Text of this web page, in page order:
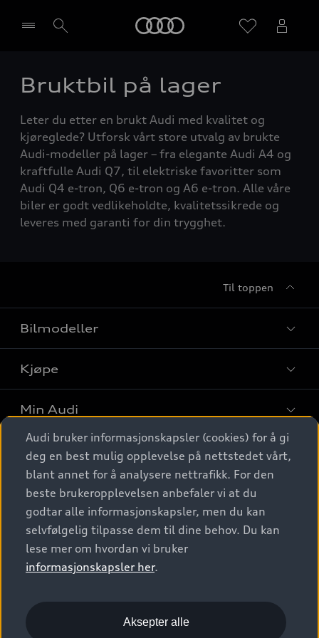
Velg forhandler
Bruktbil på lager
Leter du etter en brukt Audi med kvalitet og
kjøreglede? Utforsk vårt store utvalg av brukte
Audi-modeller på lager – fra elegante Audi A4 og
kraftfulle Audi Q7, til elektriske favoritter som
Audi Q4 e-tron, Q6 e-tron og A6 e-tron. Alle våre
biler er godt vedlikeholdte, kvalitetssikrede og
leveres med garanti for din trygghet.
Til toppen
Bilmodeller
Finn din Audi
Sammenlign bilmodeller
Elbiler
SUV
Stasjonsvogn
Sportback
S/RS
Konseptbiler og prototyper
Kjøpe
Kjøpshjelp
Biler på lager
Finn forhandler
Bestill prøvekjøring
Kontakt forhandler
Bilgarantier
Min Audi
Behold nybilfølelsen
Audi Originalt tilbehør
Verkstedtjenester
Digitale tjenester
Audi digitale tjenester
Audi connect
Functions on demand
Kom i gang med myAudi
Audi Norge
Kundeservice
Audi Driving Experience
© 2026 AUDI NORGE. All Rights Reserved.
Imprint
Audi bruker informasjonskapsler (cookies) for å gi
deg en best mulig opplevelse på nettstedet vårt,
blant annet for å analysere nettrafikk. For den
beste brukeropplevelsen anbefaler vi at du
godtar alle informasjonskapsler, men du kan
selvfølgelig tilpasse dem til dine behov. Du kan
lese mer om hvordan vi bruker
informasjonskapsler her.
Aksepter alle